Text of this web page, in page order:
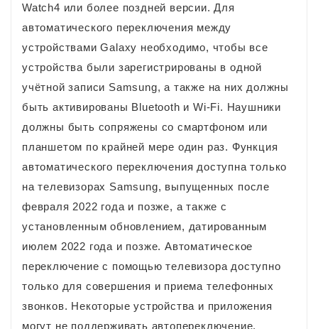
Watch4 или более поздней версии. Для
автоматического переключения между
устройствами Galaxy необходимо, чтобы все
устройства были зарегистрированы в одной
учётной записи Samsung, а также на них должны
быть активированы Bluetooth и Wi-Fi. Наушники
должны быть сопряжены со смартфоном или
планшетом по крайней мере один раз. Функция
автоматического переключения доступна только
на телевизорах Samsung, выпущенных после
февраля 2022 года и позже, а также с
установленным обновлением, датированным
июлем 2022 года и позже. Автоматическое
переключение с помощью телевизора доступно
только для совершения и приема телефонных
звонков. Некоторые устройства и приложения
могут не поддерживать автопереключение.